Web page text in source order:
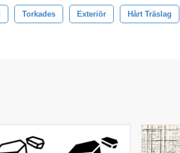
Torkades Exteriör Hårt Träslag